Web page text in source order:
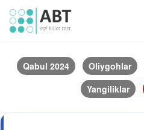
Qabul 2024 Oliygohlar
Yangiliklar